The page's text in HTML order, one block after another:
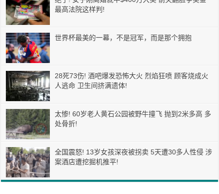
最高法院这样判!
世界杯最美的一幕，不是冠军，而是那个拥抱
28死73伤! 酒吧爆发恐怖大火 烈焰狂喷 顾客烧成火
人逃命 卫生间挤满遗体!
太惨! 60岁老人黄石公园被野牛撞飞 抛到2米多高 多
处骨折!
全国震怒! 13岁女孩深夜被拐卖 5天遭30多人性侵 涉
案酒店遭挖掘机推平!